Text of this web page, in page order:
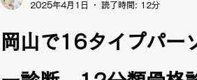
イプ フレッシュ（ソフエレ寄り） メイクレッスン後、
ですね！ 「色々なコスメの種類があって楽しかった」と
同行ショッピング トータル診断の結果を基に洋服の選び
岡山で16タイプパー
2025年4月1日
読了時間: 12分